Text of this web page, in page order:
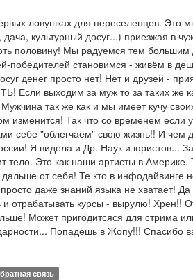
ловушках для переселенцев. Это
культурный досуг...) приезжая в
половину! Мы радуемся тем большим
победителей становимся - живём в
денег просто нет! Нет и друзей -
Если выходим за муж то за таких же
так же как и мы имеет кучу
изменится! Так что со временем
себе "облегчаем" свою жизнь!! И
Я видела и Др. Наук и юристов...
тело. Это как наши артисты в Америке.
от себя! Те кто в инфодайвинге
даже знаний языка не хватает!
отрабатывать курсы - вырулю! Хрен!!
Может пригодитсяся для стрима
Попадёшь в Жопу!!! Спасибо
связь